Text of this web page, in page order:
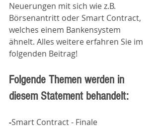
Neuerungen mit sich wie z.B.
Börsenantritt oder Smart Contract,
welches einem Bankensystem
ähnelt. Alles weitere erfahren Sie im
folgenden Beitrag!
Folgende Themen werden in
diesem Statement behandelt:
-Smart Contract - Finale